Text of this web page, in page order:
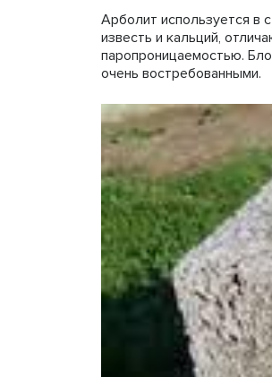
Арболит используется в
известь и кальций,
паропроницаемостью.
очень востребованными.